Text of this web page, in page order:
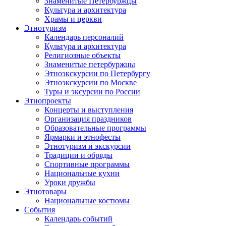
Культура и архитектура
Храмы и церкви
Этнотуризм
Календарь персоналий
Культура и архитектура
Религиозные объекты
Знаменитые петербуржцы
Этноэкскурсии по Петербургу
Этноэкскурсии по Москве
Туры и эксурсии по России
Этнопроекты
Концерты и выступления
Организация праздников
Образовательные программы
Ярмарки и этнофесты
Этнотуризм и экскурсии
Традиции и обряды
Спортивные программы
Национальные кухни
Уроки дружбы
Этнотовары
Национальные костюмы
События
Календарь событий